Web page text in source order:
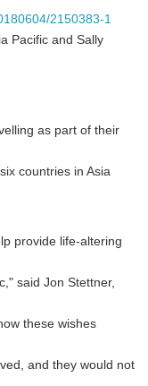
2150383-1
Pacific and Sally
as part of their
countries in Asia
provide life-altering
said Jon Stettner,
these wishes
and they would not